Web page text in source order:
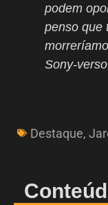
podem
penso que
Sony-
Destaque,